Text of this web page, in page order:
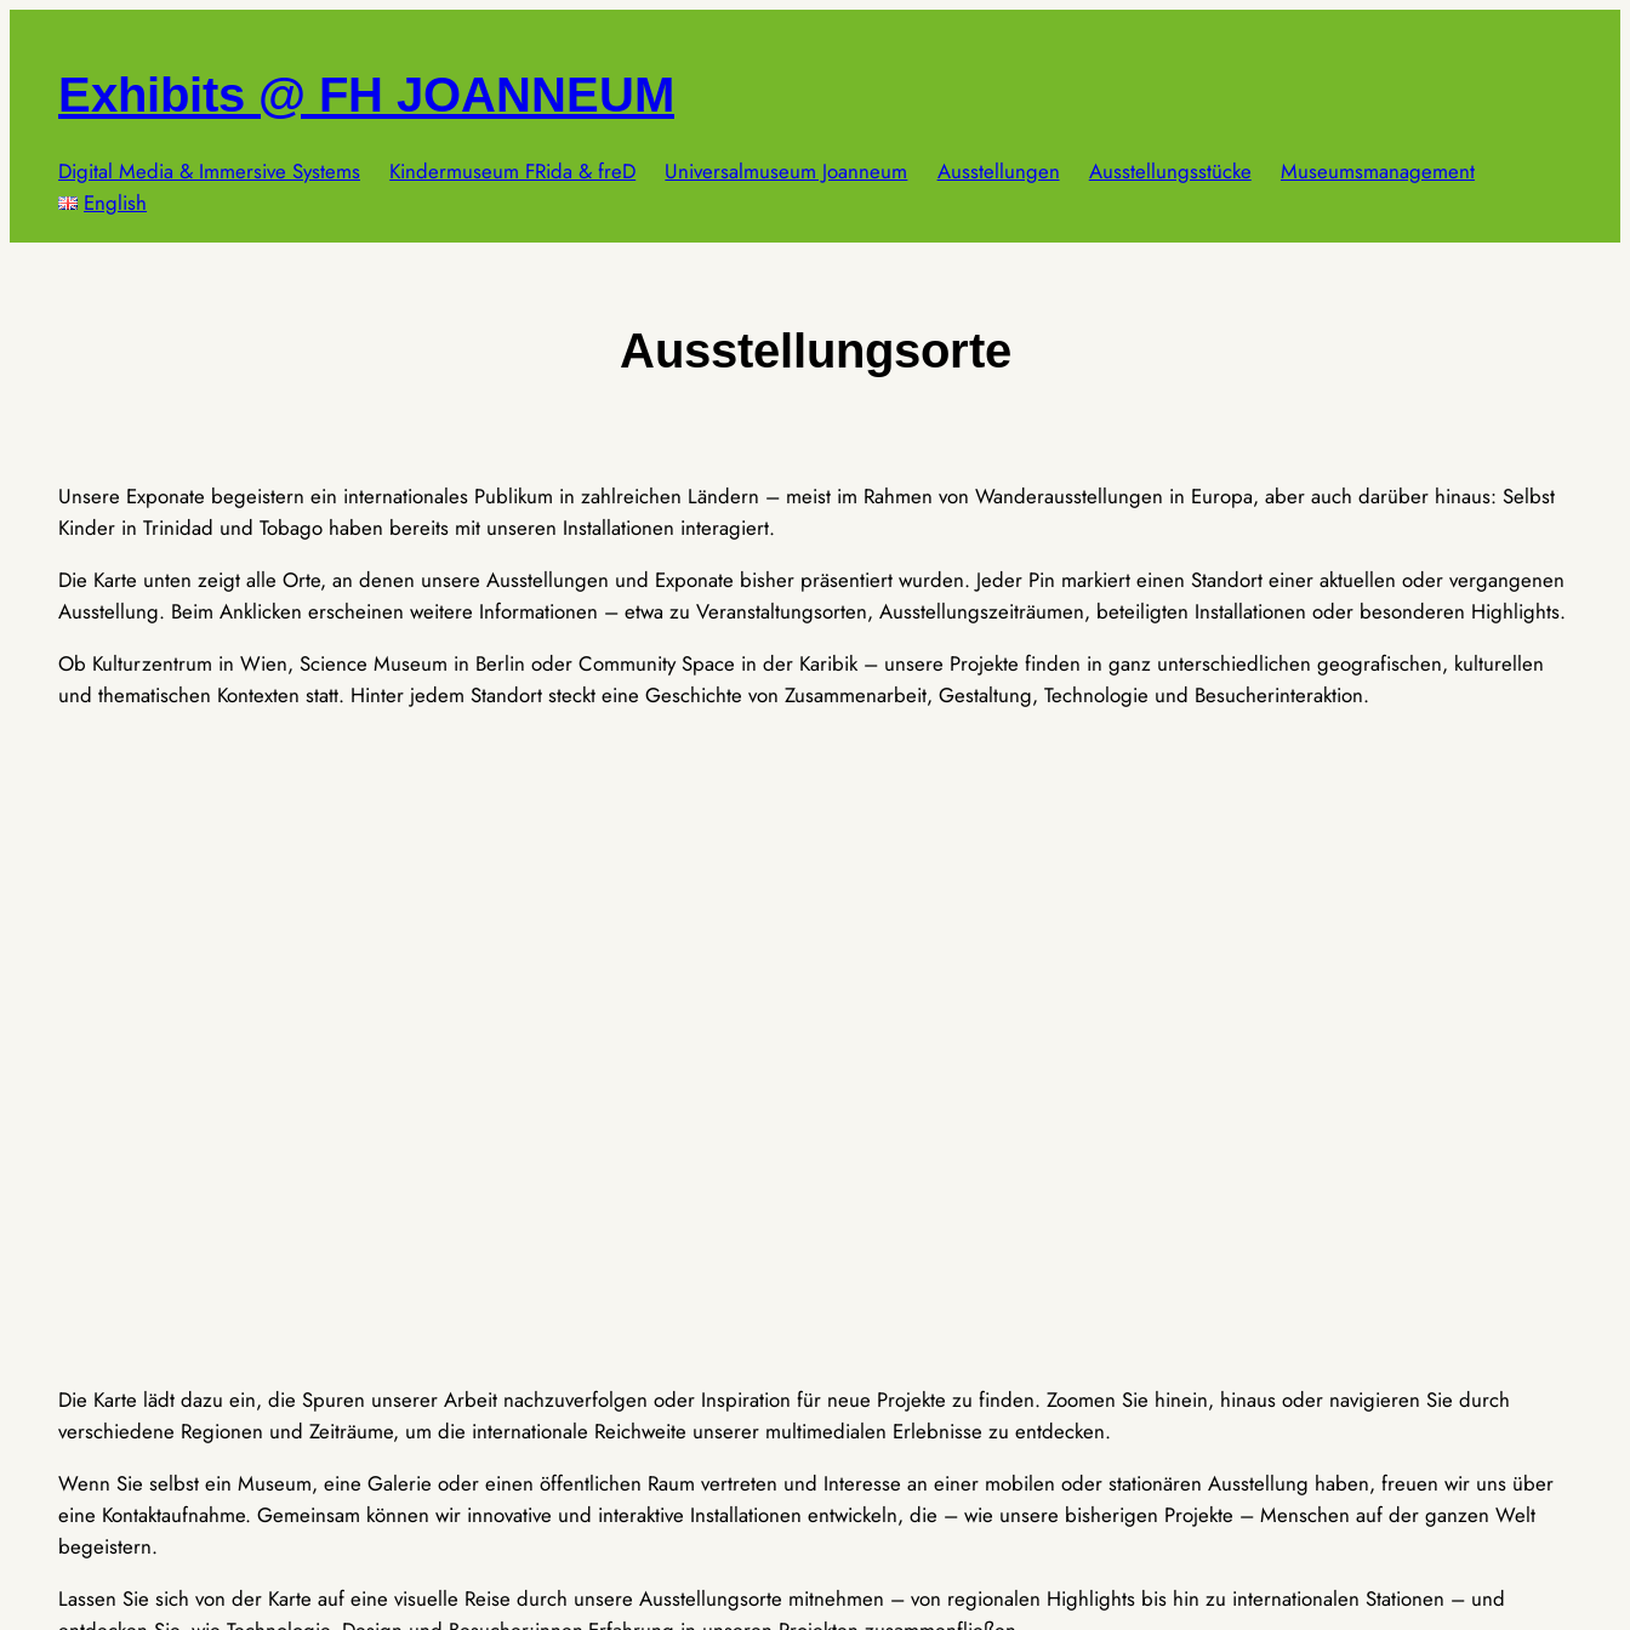
springenExhibits @ FH JOANNEUM
Digital Media & Immersive Systems Kindermuseum FRida & freD Universalmuseum Joanneum Ausstellungen Ausstellungsstücke
Museumsmanagement
English
Ausstellungsorte
Unsere Exponate begeistern ein internationales Publikum in zahlreichen Ländern – meist im Rahmen von Wanderausstellungen in Europa, aber auch darüber hinaus: Selbst
Kinder in Trinidad und Tobago haben bereits mit unseren Installationen interagiert.
Die Karte unten zeigt alle Orte, an denen unsere Ausstellungen und Exponate bisher präsentiert wurden. Jeder Pin markiert einen Standort einer aktuellen oder vergangenen
Ausstellung. Beim Anklicken erscheinen weitere Informationen – etwa zu Veranstaltungsorten, Ausstellungszeiträumen, beteiligten Installationen oder besonderen Highlights.
Ob Kulturzentrum in Wien, Science Museum in Berlin oder Community Space in der Karibik – unsere Projekte finden in ganz unterschiedlichen geografischen, kulturellen
und thematischen Kontexten statt. Hinter jedem Standort steckt eine Geschichte von Zusammenarbeit, Gestaltung, Technologie und Besucherinteraktion.
Die Karte lädt dazu ein, die Spuren unserer Arbeit nachzuverfolgen oder Inspiration für neue Projekte zu finden. Zoomen Sie hinein, hinaus oder navigieren Sie durch
verschiedene Regionen und Zeiträume, um die internationale Reichweite unserer multimedialen Erlebnisse zu entdecken.
Wenn Sie selbst ein Museum, eine Galerie oder einen öffentlichen Raum vertreten und Interesse an einer mobilen oder stationären Ausstellung haben, freuen wir uns über
eine Kontaktaufnahme. Gemeinsam können wir innovative und interaktive Installationen entwickeln, die – wie unsere bisherigen Projekte – Menschen auf der ganzen Welt
begeistern.
Lassen Sie sich von der Karte auf eine visuelle Reise durch unsere Ausstellungsorte mitnehmen – von regionalen Highlights bis hin zu internationalen Stationen – und